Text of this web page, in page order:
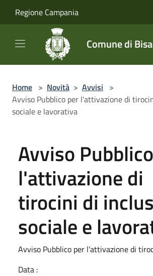
Regione Campania
Comune di
Home > Novità > Avvisi >
Avviso Pubblico per l'attivazione di
sociale e lavorativa
Avviso
l'attivazione di
tirocini di
sociale e
Avviso Pubblico per l'attivazione di
Data :